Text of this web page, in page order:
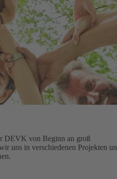
DEVK von Beginn an groß
uns in verschiedenen Projekten